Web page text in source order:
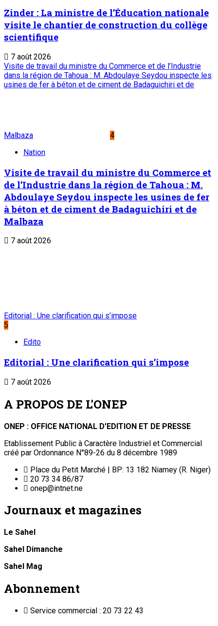
Zinder : La ministre de l’Éducation nationale
visite le chantier de construction du collège
scientifique
7 août 2026
Visite de travail du ministre du Commerce et de l’Industrie
dans la région de Tahoua : M. Abdoulaye Seydou inspecte les
usines de fer à béton et de ciment de Badaguichiri et de
Malbaza
4
Nation
Visite de travail du ministre du Commerce et
de l’Industrie dans la région de Tahoua : M.
Abdoulaye Seydou inspecte les usines de fer
à béton et de ciment de Badaguichiri et de
Malbaza
7 août 2026
Editorial : Une clarification qui s’impose
5
Edito
Editorial : Une clarification qui s’impose
7 août 2026
A PROPOS DE L'ONEP
ONEP : OFFICE NATIONAL D’EDITION ET DE PRESSE
Etablissement Public à Caractère Industriel et Commercial
créé par Ordonnance N°89-26 du 8 décembre 1989
Place du Petit Marché | BP: 13 182 Niamey (R. Niger)
20 73 34 86/87
onep@intnet.ne
Journaux et magazines
Le Sahel
Sahel Dimanche
Sahel Mag
Abonnement
Service commercial : 20 73 22 43